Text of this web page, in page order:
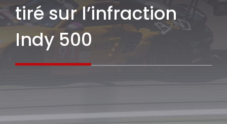
tiré sur l’infraction
Indy 500